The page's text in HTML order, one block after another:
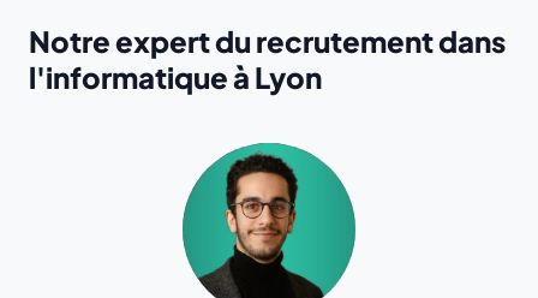
Notre expert du recrutement dans
l'informatique à Lyon